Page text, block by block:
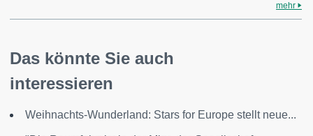
mehr
Das könnte Sie auch
interessieren
Weihnachts-Wunderland: Stars for Europe stellt neue...